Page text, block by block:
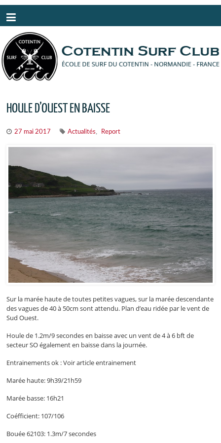
HOULE D’OUEST EN BAISSE
27 mai 2017 Actualités Report
Sur la marée haute de toutes petites vagues, sur la marée descendante
des vagues de 40 à 50cm sont attendu. Plan d’eau ridée par le vent de
Sud Ouest.
Houle de 1.2m/9 secondes en baisse avec un vent de 4 à 6 bft de
secteur SO également en baisse dans la journée.
Entrainements ok : Voir article entrainement
Marée haute: 9h39/21h59
Marée basse: 16h21
Coéfficient: 107/106
Bouée 62103: 1.3m/7 secondes
Panneau de gestion des cookies